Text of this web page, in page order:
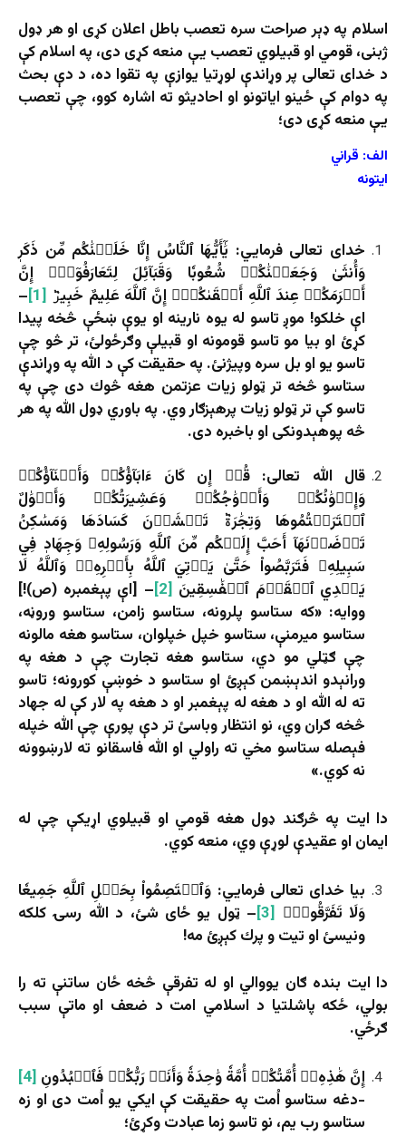
اسلام په ډېر صراحت سره تعصب باطل اعلان کړی او هر ډول
ژبنی، قومي او قبیلوي تعصب یې منعه کړی دی، په اسلام کې
د خدای تعالی پر وړاندې لوړتیا یوازې په تقوا ده، د دې بحث
په دوام کې ځینو ایاتونو او احادیثو ته اشاره کوو، چې تعصب
یې منعه کړی دی؛
الف: قراني
ایتونه
خدای تعالی فرمايي: يَٰٓأَيُّهَا ٱلنَّاسُ إِنَّا خَلَقۡنَٰكُم مِّن ذَكَرٖ
وَأُنثَىٰ وَجَعَلۡنَٰكُمۡ شُعُوبٗا وَقَبَآئِلَ لِتَعَارَفُوٓاْۚ إِنَّ
أَكۡرَمَكُمۡ عِندَ ٱللَّهِ أَتۡقَىٰكُمۡۚ إِنَّ ٱللَّهَ عَلِيمٌ خَبِيرٞ [1]
–
اې خلكو! موږ تاسو له يوه نارينه او يوې ښځې څخه پيدا
کړئ او بيا مو تاسو قومونه او قبيلې وګرځولئ، تر څو چې
تاسو يو او بل سره وپيژنئ. په حقيقت کې د الله په وړاندې
ستاسو څخه تر ټولو زيات عزتمن هغه څوك دى چې په
تاسو کې تر ټولو زيات پرهېزګار وي. په باوري ډول الله په هر
څه پوهېدونكى او باخبره دى.
قال الله تعالی: قُلۡ إِن كَانَ ءَابَآؤُكُمۡ وَأَبۡنَآؤُكُمۡ
وَإِخۡوَٰنُكُمۡ وَأَزۡوَٰجُكُمۡ وَعَشِيرَتُكُمۡ وَأَمۡوَٰلٌ
ٱقۡتَرَفۡتُمُوهَا وَتِجَٰرَةٞ تَخۡشَوۡنَ كَسَادَهَا وَمَسَٰكِنُ
تَرۡضَوۡنَهَآ أَحَبَّ إِلَيۡكُم مِّنَ ٱللَّهِ وَرَسُولِهِۦ وَجِهَادٖ فِي
سَبِيلِهِۦ فَتَرَبَّصُواْ حَتَّىٰ يَأۡتِيَ ٱللَّهُ بِأَمۡرِهِۦۗ وَٱللَّهُ لَا
يَهۡدِي ٱلۡقَوۡمَ ٱلۡفَٰسِقِينَ [2]
– [اې پېغمبره (ص)!]
ووايه: «كه ستاسو پلرونه، ستاسو زامن، ستاسو وروڼه،
ستاسو ميرمنې، ستاسو خپل خپلوان، ستاسو هغه مالونه
چې ګټلي مو دي، ستاسو هغه تجارت چې د هغه په
ورانېدو اندېښمن کېږئ او ستاسو د خوښې كورونه؛ تاسو
ته له الله او د هغه له پېغمبر او د هغه په لار کې له جهاد
څخه ګران وي، نو انتظار وباسئ تر دې پورې چې الله خپله
فېصله ستاسو مخي ته راولي او الله فاسقانو ته لارښوونه
نه كوي.»
دا ایت په څرګند ډول هغه قومي او قبیلوي اړیکې چې له
ایمان او عقیدې لوړې وي، منعه کوي.
بیا خدای تعالی فرمايي: وَٱعۡتَصِمُواْ بِحَبۡلِ ٱللَّهِ جَمِيعٗا
وَلَا تَفَرَّقُواْۚ [3]
– ټول يو ځاى شئ، د الله رسۍ كلكه
ونيسئ او تيت و پرك کېږئ مه!
دا ایت بنده ګان یووالي او له تفرقې څخه ځان ساتنې ته را
بولي، ځکه پاشلتیا د اسلامي امت د ضعف او ماتې سبب
ګرځي.
إِنَّ هَٰذِهِۦٓ أُمَّتُكُمۡ أُمَّةٗ وَٰحِدَةٗ وَأَنَا۠ رَبُّكُمۡ فَٱعۡبُدُونِ [4]
-دغه ستاسو اُمت په حقيقت کې ايكي يو اُمت دى او زه
ستاسو رب يم، نو تاسو زما عبادت وکړئ؛